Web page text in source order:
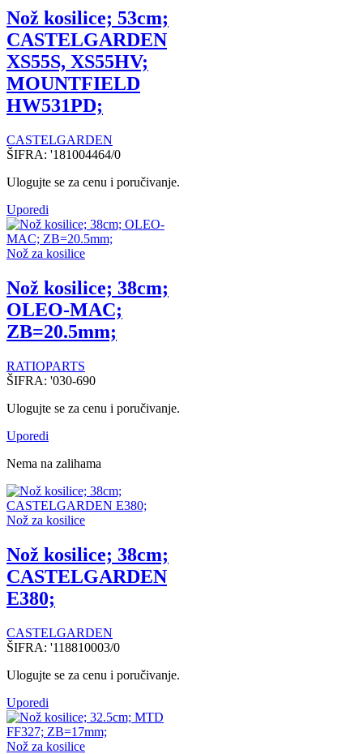
Nož kosilice; 53cm;
CASTELGARDEN
XS55S, XS55HV;
MOUNTFIELD
HW531PD;
CASTELGARDEN
ŠIFRA: '181004464/0
Ulogujte se za cenu i poručivanje.
Uporedi
Nož za kosilice
Nož kosilice; 38cm;
OLEO-MAC;
ZB=20.5mm;
RATIOPARTS
ŠIFRA: '030-690
Ulogujte se za cenu i poručivanje.
Uporedi
Nema na zalihama
Nož za kosilice
Nož kosilice; 38cm;
CASTELGARDEN
E380;
CASTELGARDEN
ŠIFRA: '118810003/0
Ulogujte se za cenu i poručivanje.
Uporedi
Nož za kosilice